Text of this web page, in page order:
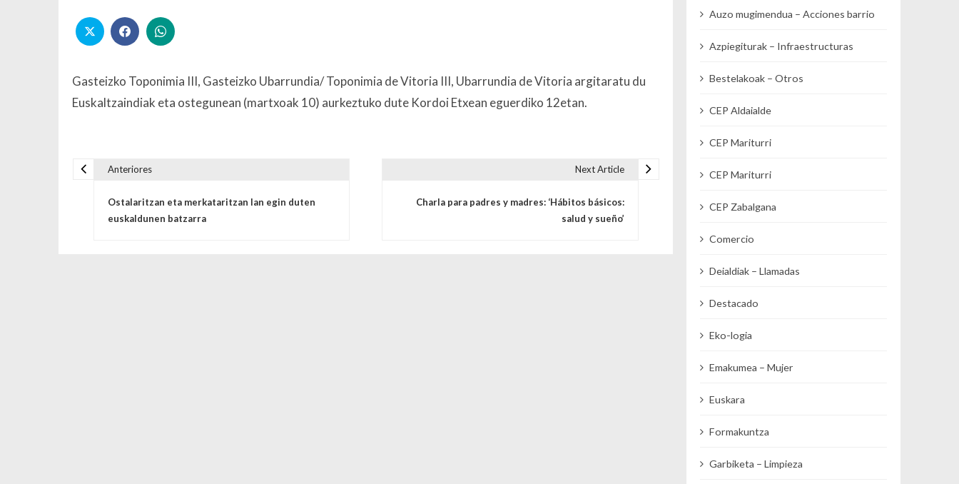
Gasteizko Toponimia III, Gasteizko Ubarrundia/ Toponimia de Vitoria III, Ubarrundia de Vitoria argitaratu du
Euskaltzaindiak eta ostegunean (martxoak 10) aurkeztuko dute Kordoi Etxean eguerdiko 12etan.
Anteriores
Ostalaritzan eta merkataritzan lan egin duten
euskaldunen batzarra
Next Article
Charla para padres y madres: ‘Hábitos básicos:
salud y sueño’
Auzo mugimendua – Acciones barrio
Azpiegiturak – Infraestructuras
Bestelakoak – Otros
CEP Aldaialde
CEP Mariturri
CEP Mariturri
CEP Zabalgana
Comercio
Deialdiak – Llamadas
Destacado
Eko-logia
Emakumea – Mujer
Euskara
Formakuntza
Garbiketa – Limpieza